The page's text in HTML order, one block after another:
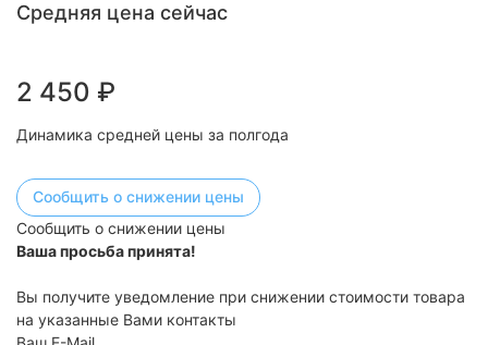
Средняя цена сейчас
2 450 ₽
Динамика средней цены за полгода
Сообщить о снижении цены
Сообщить о снижении цены
Ваша просьба принята!
Вы получите уведомление при снижении стоимости товара
на указанные Вами контакты